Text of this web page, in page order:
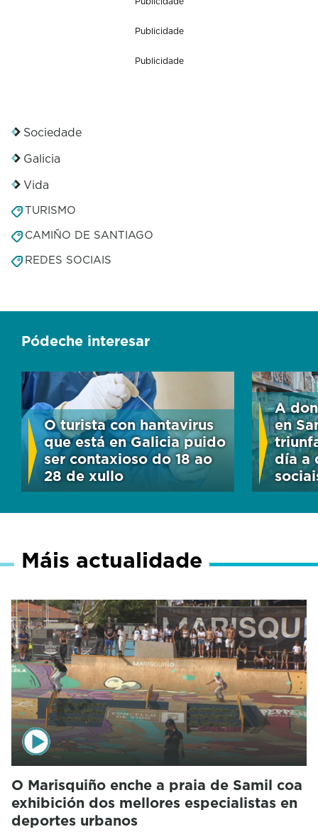
Publicidade
Publicidade
Sociedade
Galicia
Vida
TURISMO
CAMIÑO DE SANTIAGO
REDES SOCIAIS
Pódeche interesar
O turista con hantavirus
que está en Galicia puido
ser contaxioso do 18 ao
28 de xullo
A
en
día a
Máis actualidade
O Marisquiño enche a praia de Samil coa
exhibición dos mellores especialistas en
deportes urbanos